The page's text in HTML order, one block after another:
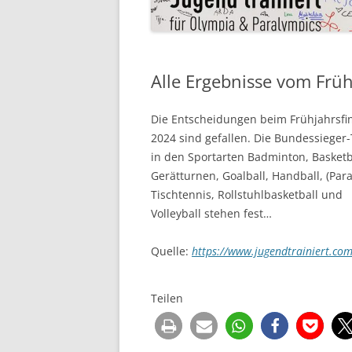
Alle Ergebnisse vom
Die Entscheidungen beim
2024 sind gefallen. Die Bundessieger-
in den Sportarten Badminton,
Gerätturnen, Goalball, Handball,
Tischtennis, Rollstuhlbasketball und
Volleyball stehen fest…
Quelle: https://www.jugendtrainiert.com
Teilen